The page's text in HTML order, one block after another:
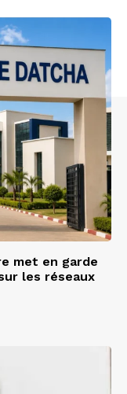
met en garde
les réseaux